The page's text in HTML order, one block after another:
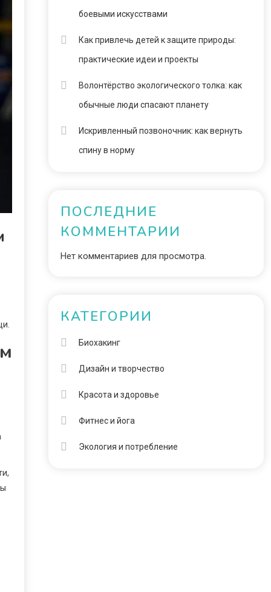
боевыми искусствами
Как привлечь детей к защите природы:
практические идеи и проекты
Волонтёрство экологического толка: как
обычные люди спасают планету
Искривленный позвоночник: как вернуть
спину в норму
ПОСЛЕДНИЕ
КОММЕНТАРИИ
Нет комментариев для просмотра.
КАТЕГОРИИ
Биохакинг
Дизайн и творчество
Красота и здоровье
Фитнес и йога
Экология и потребление